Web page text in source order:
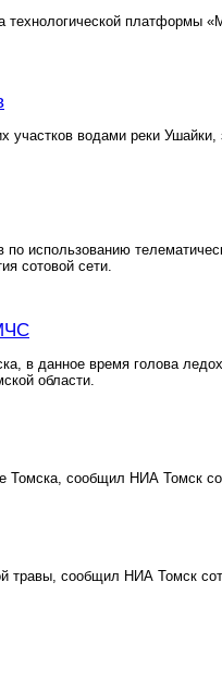
технологической платформы
участков водами реки
использованию
сотовой сети.
в данное время голова
области.
Томска, сообщил НИА Томск
травы, сообщил НИА Томск